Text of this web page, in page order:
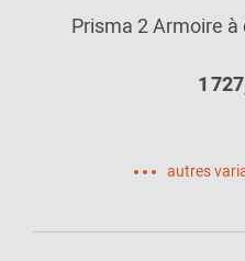
Prisma 2 Armoire
1
autres